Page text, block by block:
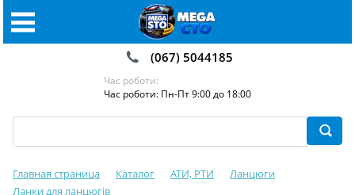
(067) 5044185
Час роботи:
Час роботи: Пн-Пт 9:00 до 18:00
Главная страница Каталог АТИ, РТИ
Ланцюги
Ланки для ланцюгів